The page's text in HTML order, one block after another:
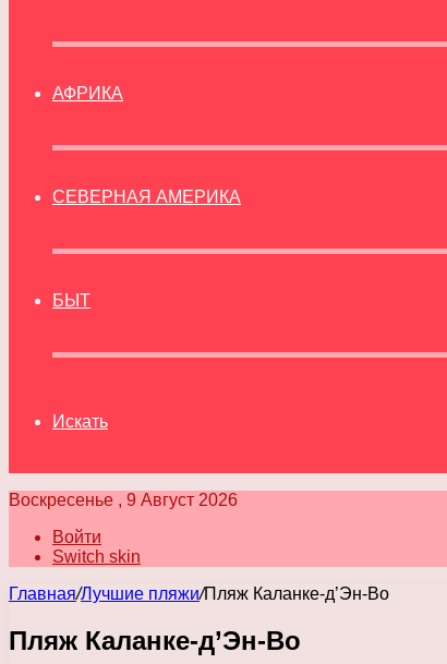
АФРИКА
СЕВЕРНАЯ АМЕРИКА
БЫТ
Искать
Воскресенье , 9 Август 2026
Войти
Switch skin
Главная/Лучшие пляжи/Пляж Каланке-д’Эн-Во
Пляж Каланке-д’Эн-Во